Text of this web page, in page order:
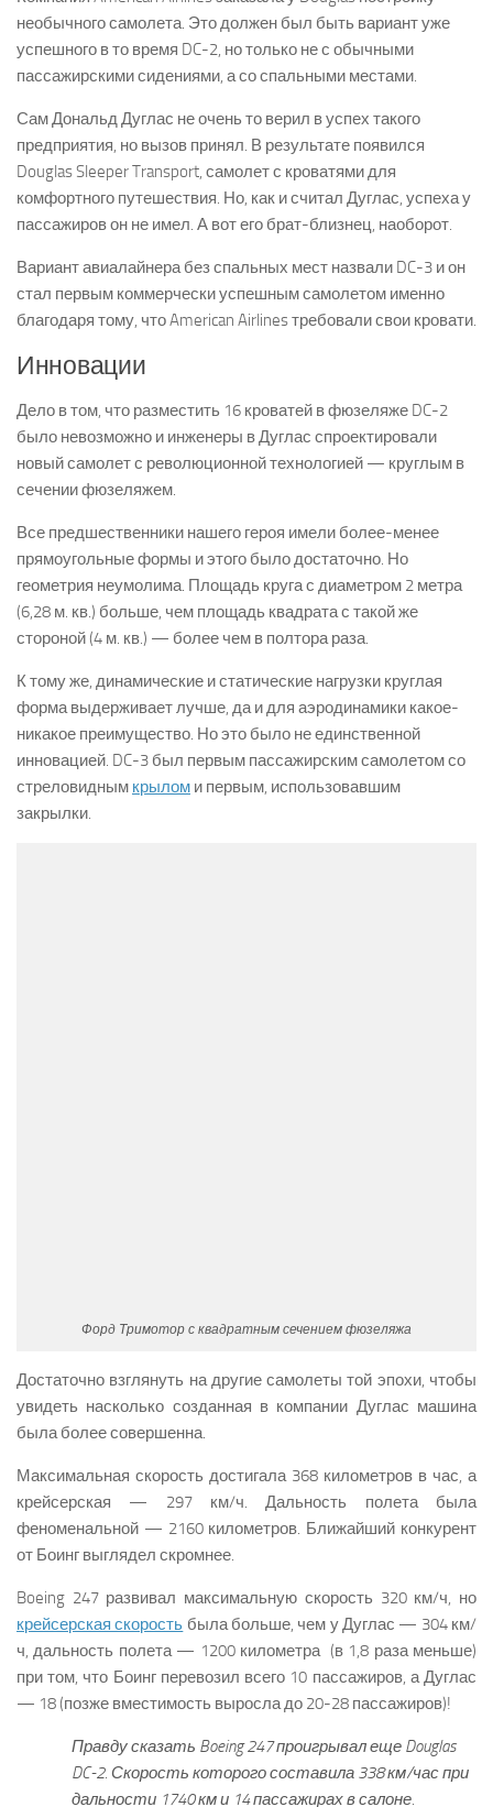
необычного самолета. Это должен был быть вариант уже
успешного в то время DC-2, но только не с обычными
пассажирскими сидениями, а со спальными местами.
Сам Дональд Дуглас не очень то верил в успех такого
предприятия, но вызов принял. В результате появился
Douglas Sleeper Transport, самолет с кроватями для
комфортного путешествия. Но, как и считал Дуглас, успеха у
пассажиров он не имел. А вот его брат-близнец, наоборот.
Вариант авиалайнера без спальных мест назвали DC-3 и он
стал первым коммерчески успешным самолетом именно
благодаря тому, что American Airlines требовали свои кровати.
Инновации
Дело в том, что разместить 16 кроватей в фюзеляже DC-2
было невозможно и инженеры в Дуглас спроектировали
новый самолет с революционной технологией — круглым в
сечении фюзеляжем.
Все предшественники нашего героя имели более-менее
прямоугольные формы и этого было достаточно. Но
геометрия неумолима. Площадь круга с диаметром 2 метра
(6,28 м. кв.) больше, чем площадь квадрата с такой же
стороной (4 м. кв.) — более чем в полтора раза.
К тому же, динамические и статические нагрузки круглая
форма выдерживает лучше, да и для аэродинамики какое-
никакое преимущество. Но это было не единственной
инновацией. DC-3 был первым пассажирским самолетом со
стреловидным крылом и первым, использовавшим
закрылки.
Форд Тримотор с квадратным сечением фюзеляжа
Достаточно взглянуть на другие самолеты той эпохи, чтобы
увидеть насколько созданная в компании Дуглас машина
была более совершенна.
Максимальная скорость достигала 368 километров в час, а
крейсерская — 297 км/ч. Дальность полета была
феноменальной — 2160 километров. Ближайший конкурент
от Боинг выглядел скромнее.
Boeing 247 развивал максимальную скорость 320 км/ч, но
крейсерская скорость была больше, чем у Дуглас — 304 км/
ч, дальность полета — 1200 километра (в 1,8 раза меньше)
при том, что Боинг перевозил всего 10 пассажиров, а Дуглас
— 18 (позже вместимость выросла до 20-28 пассажиров)!
Правду сказать Boeing 247 проигрывал еще Douglas
DC-2. Скорость которого составила 338 км/час при
дальности 1740 км и 14 пассажирах в салоне.